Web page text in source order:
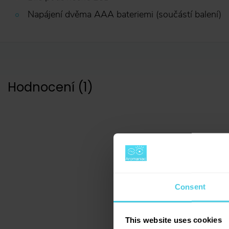
Consent
This website uses cookies
Napájení dvěma AAA bateriemi (součástí balení)
Hodnocení (1)
5